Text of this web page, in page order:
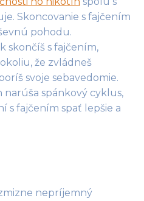
Skoncovanie s fajčením
pohodu.
skončíš s fajčením,
že zvládneš
svoje sebavedomie.
narúša spánkový cyklus,
s fajčením spať lepšie a
nepríjemný